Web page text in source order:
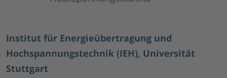
Institut für Energieübertragung und
Hochspannungstechnik (IEH), Universität
Stuttgart